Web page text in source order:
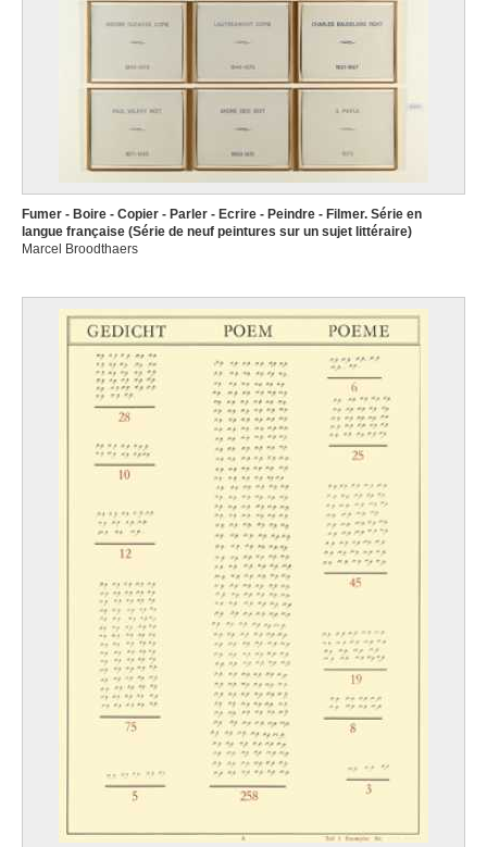
Fumer - Boire - Copier - Parler - Ecrire - Peindre - Filmer. Série en
langue française (Série de neuf peintures sur un sujet littéraire)
Marcel Broodthaers